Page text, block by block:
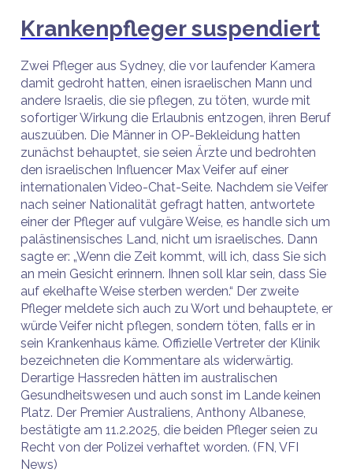
Krankenpfleger suspendiert
Zwei Pfleger aus Sydney, die vor laufender Kamera
damit gedroht hatten, einen israelischen Mann und
andere Israelis, die sie pflegen, zu töten, wurde mit
sofortiger Wirkung die Erlaubnis entzogen, ihren Beruf
auszuüben. Die Männer in OP-Bekleidung hatten
zunächst behauptet, sie seien Ärzte und bedrohten
den israelischen Influencer Max Veifer auf einer
internationalen Video-Chat-Seite. Nachdem sie Veifer
nach seiner Nationalität gefragt hatten, antwortete
einer der Pfleger auf vulgäre Weise, es handle sich um
palästinensisches Land, nicht um israelisches. Dann
sagte er: „Wenn die Zeit kommt, will ich, dass Sie sich
an mein Gesicht erinnern. Ihnen soll klar sein, dass Sie
auf ekelhafte Weise sterben werden.“ Der zweite
Pfleger meldete sich auch zu Wort und behauptete, er
würde Veifer nicht pflegen, sondern töten, falls er in
sein Krankenhaus käme. Offizielle Vertreter der Klinik
bezeichneten die Kommentare als widerwärtig.
Derartige Hassreden hätten im australischen
Gesundheitswesen und auch sonst im Lande keinen
Platz. Der Premier Australiens, Anthony Albanese,
bestätigte am 11.2.2025, die beiden Pfleger seien zu
Recht von der Polizei verhaftet worden. (FN, VFI
News)